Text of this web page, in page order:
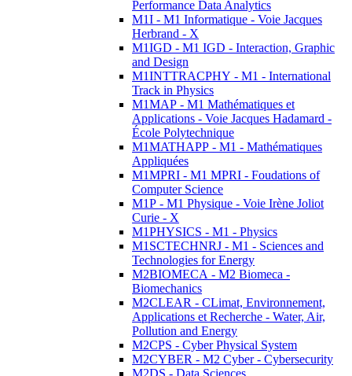
Performance Data Analytics
M1I - M1 Informatique - Voie Jacques
Herbrand - X
M1IGD - M1 IGD - Interaction, Graphic
and Design
M1INTTRACPHY - M1 - International
Track in Physics
M1MAP - M1 Mathématiques et
Applications - Voie Jacques Hadamard -
École Polytechnique
M1MATHAPP - M1 - Mathématiques
Appliquées
M1MPRI - M1 MPRI - Foudations of
Computer Science
M1P - M1 Physique - Voie Irène Joliot
Curie - X
M1PHYSICS - M1 - Physics
M1SCTECHNRJ - M1 - Sciences and
Technologies for Energy
M2BIOMECA - M2 Biomeca -
Biomechanics
M2CLEAR - CLimat, Environnement,
Applications et Recherche - Water, Air,
Pollution and Energy
M2CPS - Cyber Physical System
M2CYBER - M2 Cyber - Cybersecurity
M2DS - Data Sciences